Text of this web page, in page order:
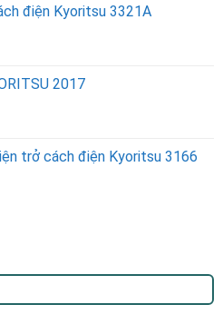
điện Kyoritsu 3321A
2017
trở cách điện Kyoritsu 3166